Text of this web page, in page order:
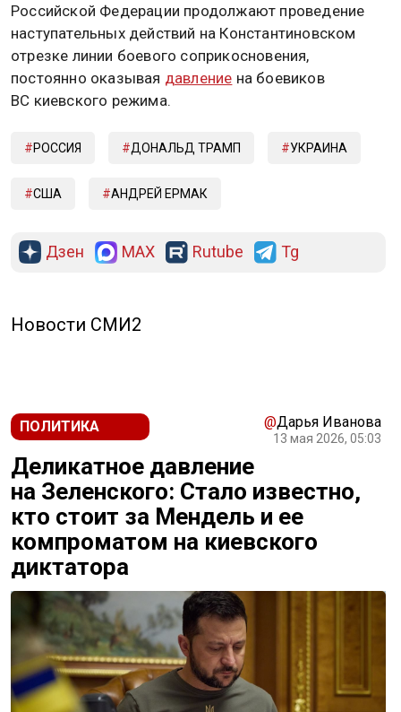
Российской Федерации продолжают проведение
наступательных действий на Константиновском
отрезке линии боевого соприкосновения,
постоянно оказывая давление на боевиков
ВС киевского режима.
РОССИЯ ДОНАЛЬД ТРАМП УКРАИНА
США АНДРЕЙ ЕРМАК
Дзен MAX Rutube Tg
Новости СМИ2
ПОЛИТИКА @Дарья Иванова
13 мая 2026, 05:03
Деликатное давление
на Зеленского: Стало известно,
кто стоит за Мендель и ее
компроматом на киевского
диктатора